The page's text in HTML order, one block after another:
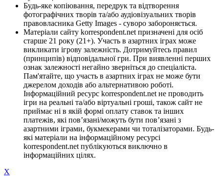
Будь-яке копіювання, передрук та відтворення
фотографічних творів та/або аудіовізуальних творів
правовласника Getty Images - суворо забороняється.
Матеріали сайту korrespondent.net призначені для осіб
старше 21 року (21+). Участь в азартних іграх може
викликати ігрову залежність. Дотримуйтесь правил
(принципів) відповідальної гри. При виявленні перших
ознак залежності негайно зверніться до спеціаліста.
Пам'ятайте, що участь в азартних іграх не може бути
джерелом доходів або альтернативою роботі.
Інформаційний ресурс korrespondent.net не проводить
ігри на реальні та/або віртуальні гроші, також сайт не
приймає ні в якій формі оплату ставок та інших
платежів, які пов’язані/можуть бути пов’язані з
азартними іграми, букмекерами чи тоталізаторами. Будь-
які матеріали на інформаційному ресурсі
korrespondent.net публікуються виключно в
інформаційних цілях.
X